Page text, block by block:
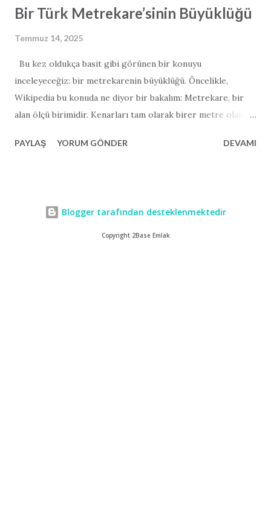
Bir Türk Metrekare’sinin Büyüklüğü
Temmuz 14, 2025
Bu kez oldukça basit gibi görünen bir konuyu
inceleyeceğiz: bir metrekarenin büyüklüğü. Öncelikle,
Wikipedia bu konuda ne diyor bir bakalım: Metrekare, bir
alan ölçü birimidir. Kenarları tam olarak birer metre olan
duyanlar için belirtelim: bir metrekare, 0,000001
Avrupa metrekare’si ile bir Türk metrekare’sinin her zaman
aynı olmadığını öğretti. Bu durum, satışını yaptığımız
PAYLAŞ YORUM GÖNDER DEVAMI
Blogger tarafından desteklenmektedir
Copyright 2Base Emlak